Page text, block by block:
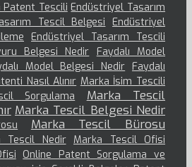
Patent Tescili Endüstriyel Tasarım
Tescil Belgesi
Endüstriyel
Endüstriyel Tasarım Tescili
Belgesi Nedir
Faydalı Model
Model Belgesi Nedir Faydalı
Nasıl Alınır Marka İsim Tescili
Sorgulama
Marka Tescil
Marka Tescil Belgesi Nedir
Marka Tescil Bürosu
Tescil Nedir Marka Tescil Ofisi
Online Patent Sorgulama ve